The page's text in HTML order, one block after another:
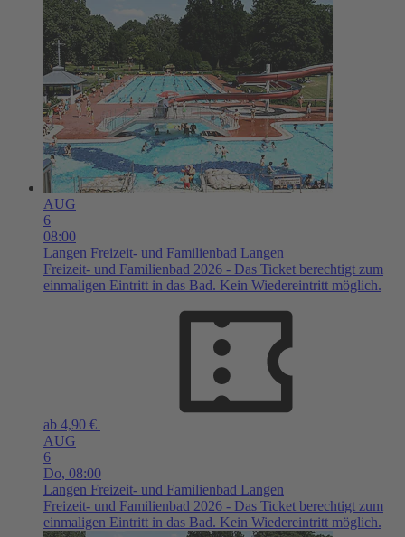
AUG
6
08:00
Langen Freizeit- und Familienbad Langen
Freizeit- und Familienbad 2026 - Das Ticket berechtigt zum
einmaligen Eintritt in das Bad. Kein Wiedereintritt möglich.
ab 4,90 €
AUG
6
Do, 08:00
Langen Freizeit- und Familienbad Langen
Freizeit- und Familienbad 2026 - Das Ticket berechtigt zum
einmaligen Eintritt in das Bad. Kein Wiedereintritt möglich.